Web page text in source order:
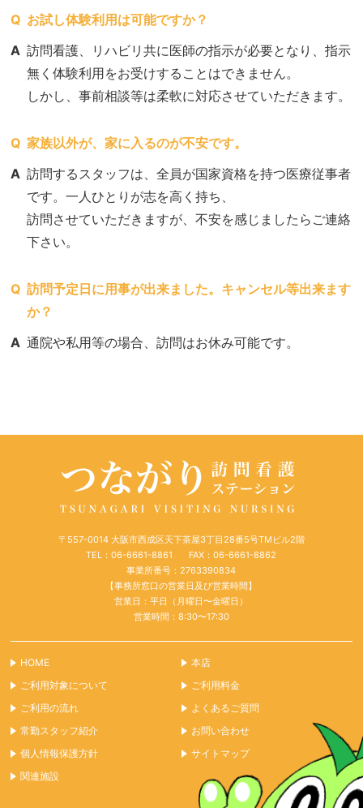
Q お試し体験利用は可能ですか？
A 訪問看護、リハビリ共に医師の指示が必要となり、指示
無く体験利用をお受けすることはできません。
しかし、事前相談等は柔軟に対応させていただきます。
Q 家族以外が、家に入るのが不安です。
A 訪問するスタッフは、全員が国家資格を持つ医療従事者
です。一人ひとりが志を高く持ち、
訪問させていただきますが、不安を感じましたらご連絡
下さい。
Q 訪問予定日に用事が出来ました。キャンセル等出来ます
か？
A 通院や私用等の場合、訪問はお休み可能です。
〒557-0014 大阪市西成区天下茶屋3丁目28番5号TMビル2階
TEL：06-6661-8861
FAX：06-6661-8862
事業所番号：2763390834
【事務所窓口の営業日及び営業時間】
営業日：平日（月曜日〜金曜日）
営業時間：8:30〜17:30
HOME
本店
ご利用対象について
ご利用料金
ご利用の流れ
よくあるご質問
常勤スタッフ紹介
お問い合わせ
個人情報保護方針
サイトマップ
関連施設